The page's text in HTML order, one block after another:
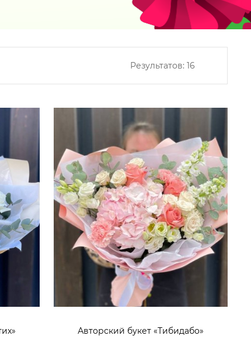
Результатов: 16
Авторский букет «Тибидабо»